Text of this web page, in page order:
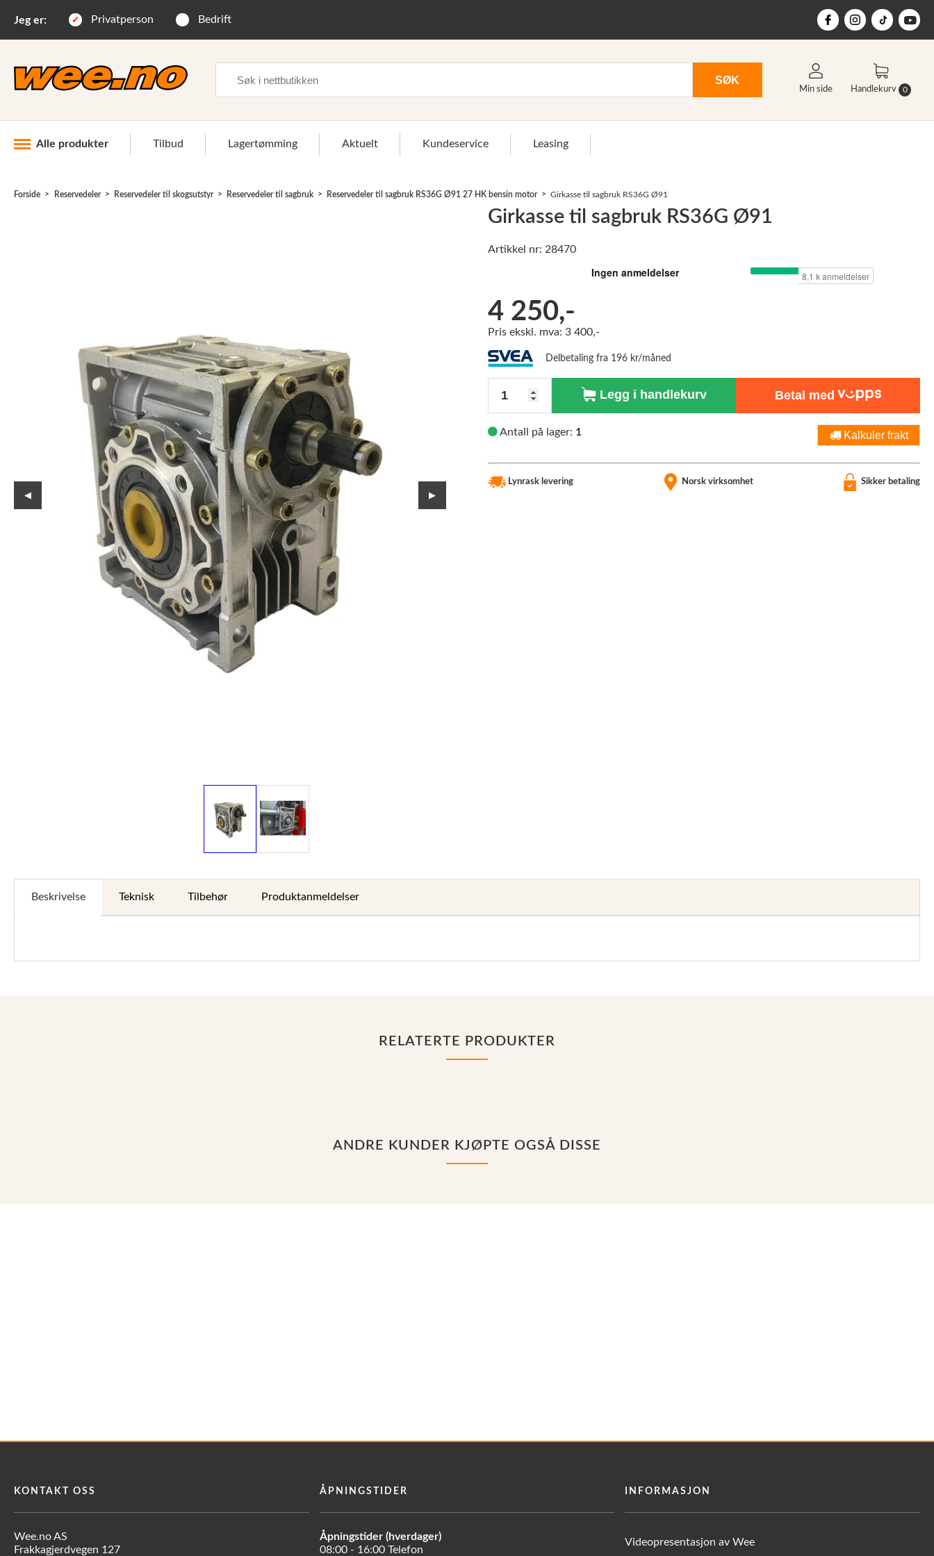
Jeg er: Privatperson Bedrift
SØK
Min side Handlekurv 0
Alle produkter Tilbud Lagertømming Aktuelt Kundeservice Leasing
Nye Wee produkter
Lagertømming
Leasing
Forside Reservedeler Reservedeler til skogsutstyr Reservedeler til sagbruk Reservedeler til sagbruk RS36G Ø91 27 HK bensin motor Girkasse til sagbruk RS36G Ø91
◀ ▶
Girkasse til sagbruk RS36G Ø91
Artikkel nr: 28470
4 250,-
Pris ekskl. mva: 3 400,-
Delbetaling fra 196 kr/måned
Legg i handlekurv Betal med
Antall på lager: 1 Kalkuler frakt
Lynrask levering Norsk virksomhet Sikker betaling
Beskrivelse Teknisk Tilbehør Produktanmeldelser
RELATERTE PRODUKTER
ANDRE KUNDER KJØPTE OGSÅ DISSE
KONTAKT OSS
Wee.no AS
Frakkagjerdvegen 127
ÅPNINGSTIDER
Åpningstider (hverdager)
08:00 - 16:00 Telefon
INFORMASJON
Videopresentasjon av Wee